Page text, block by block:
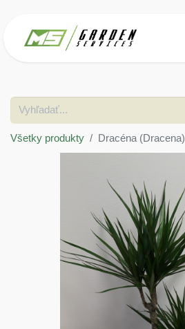
Všetky produkty Dracéna (Dracena)